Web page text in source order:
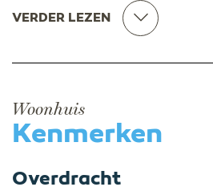
VERDER LEZEN
Woonhuis
Kenmerken
Overdracht